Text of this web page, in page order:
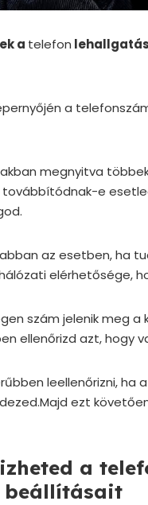
a telefon
a
megnyitva
e
az esetben, ha
elérhetősége,
szám jelenik meg
ellenőrizd azt, hogy
leellenőrizni, ha
ezt
a
beállításait